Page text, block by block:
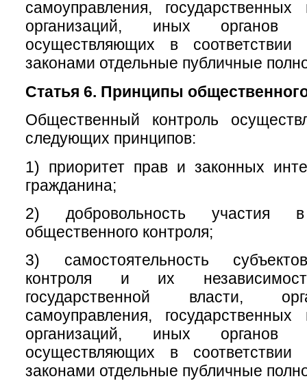
самоуправления,
организаций, иных органов
осуществляющих в
законами отдельные публичные
Статья 6. Принципы
Общественный контроль
следующих принципов:
1) приоритет прав и законных
гражданина;
2) добровольность участия в
общественного контроля;
3) самостоятельность
контроля и их
государственной власти,
самоуправления,
организаций, иных органов
осуществляющих в
законами отдельные публичные